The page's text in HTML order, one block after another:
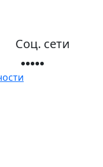
Соц. сети